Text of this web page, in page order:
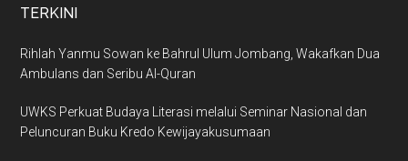
TERKINI
Rihlah Yanmu Sowan ke Bahrul Ulum Jombang, Wakafkan Dua
Ambulans dan Seribu Al-Quran
UWKS Perkuat Budaya Literasi melalui Seminar Nasional dan
Peluncuran Buku Kredo Kewijayakusumaan